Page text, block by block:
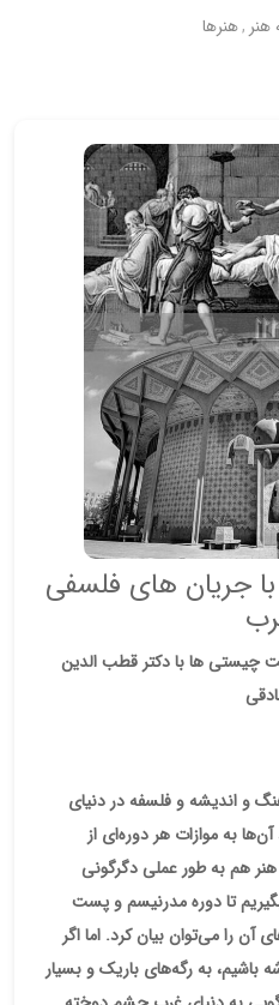
هنرها
با جریان های فلسفی
چیستی ها با دکتر قطب الدین
و اندیشه و فلسفه در دنیای
به موازات هر دوره‌ای از
هم به طور عملی دگرگونی
تا دوره مدرنیسم و پست
آن را می‌توان بیان کرد. اما اگر
باشیم، به رگه‌های باریک و بسیار